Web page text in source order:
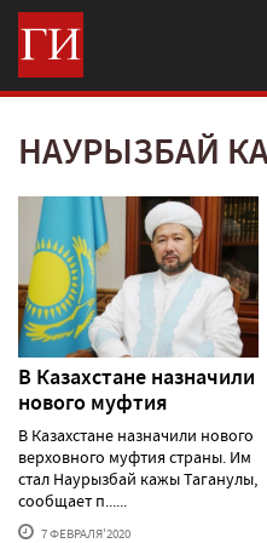
НАУРЫЗБАЙ
В Казахстане назначили
нового муфтия
В Казахстане назначили нового
верховного муфтия страны. Им
стал Наурызбай кажы Таганулы,
сообщает п......
7 ФЕВРАЛЯ'2020